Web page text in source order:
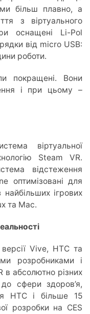
більш плавно, а
з віртуального
оснащені Li-Pol
від micro USB:
роботи.
покращені. Вони
і при цьому –
віртуальної
Steam VR.
відстеження
оптимізовані для
ігрових
та Mac.
Vive, HTC та
розробниками і
в абсолютно різних
сфери здоров’я,
HTC і більше 15
розробки на CES